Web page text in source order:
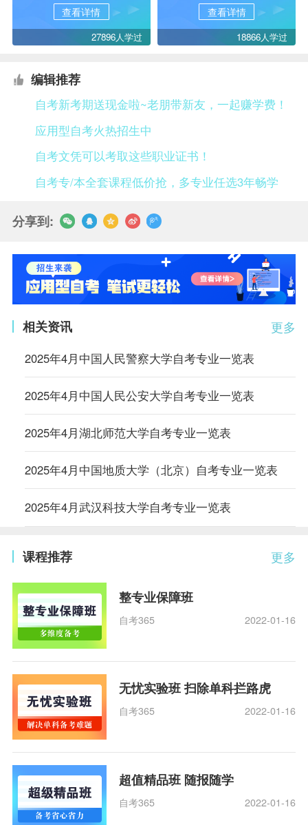
查看详情
27896人学过
查看详情
18866人学过
编辑推荐
自考新考期送现金啦~老朋带新友，一起赚学费！
应用型自考火热招生中
自考文凭可以考取这些职业证书！
自考专/本全套课程低价抢，多专业任选3年畅学
分享到:
更多
相关资讯
2025年4月中国人民警察大学自考专业一览表
2025年4月中国人民公安大学自考专业一览表
2025年4月湖北师范大学自考专业一览表
2025年4月中国地质大学（北京）自考专业一览表
2025年4月武汉科技大学自考专业一览表
更多
课程推荐
整专业保障班
自考365 2022-01-16
无忧实验班 扫除单科拦路虎
自考365 2022-01-16
超值精品班 随报随学
自考365 2022-01-16